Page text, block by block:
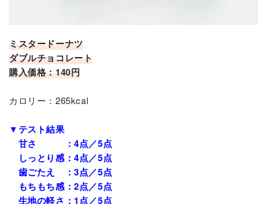
ミスタードーナツ
ダブルチョコレート
購入価格：140円
カロリー：265kcal
▼テスト結果
甘さ ：4点／5点
しっとり感：4点／5点
歯ごたえ ：3点／5点
もちもち感：2点／5点
生地の軽さ：1点／5点